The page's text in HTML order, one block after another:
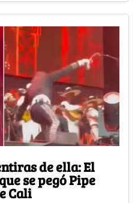
de ella: El
se pegó Pipe
Cali